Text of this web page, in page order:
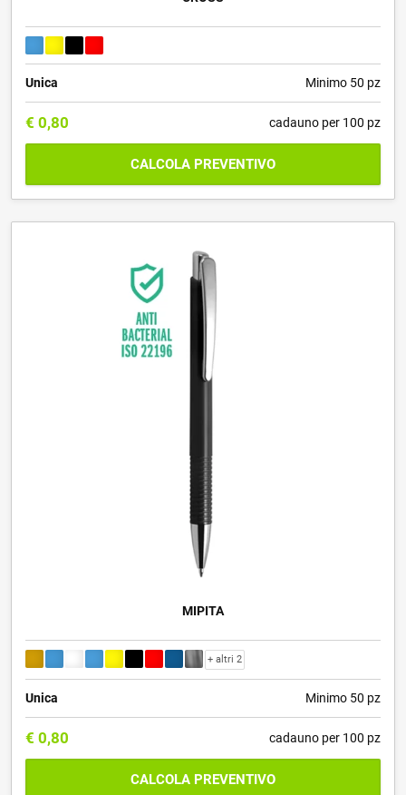
Unica Minimo 50 pz
€ 0,80 cadauno per 100 pz
CALCOLA PREVENTIVO
MIPITA
+ altri 2
Unica Minimo 50 pz
€ 0,80 cadauno per 100 pz
CALCOLA PREVENTIVO